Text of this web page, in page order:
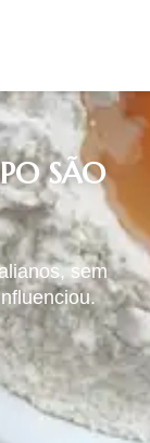
SÃO
sem